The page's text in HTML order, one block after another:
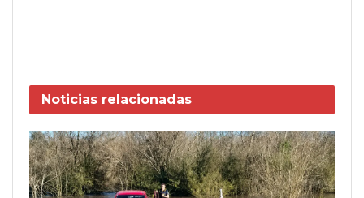
Noticias relacionadas